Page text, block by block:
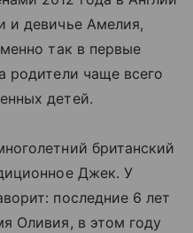
и девичье Амелия,
так в первые
родители чаще всего
детей.
британский
Джек. У
последние 6 лет
Оливия, в этом году